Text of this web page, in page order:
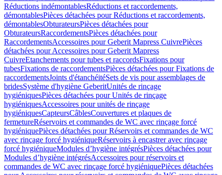
Réductions indémontablesRéductions et raccordements,
démontablesPièces détachées pour Réductions et raccordements,
démontablesObturateursPièces détachées pour
ObturateursRaccordementsPièces détachées pour
RaccordementsAccessoires pour Geberit Mapress CuivrePièces
détachées pour Accessoires pour Geberit Mapress
CuivreEtanchements pour tubes et raccordsFixations pour
tubesFixations de raccordementsPièces détachées pour Fixations de
raccordementsJoints d'étanchéitéSets de vis pour assemblages de
bridesSystème d'hygiène GeberitUnités de rinçage
hygiéniquesPièces détachées pour Unités de rinçage
hygiéniquesAccessoires pour unités de rinçage
hygiéniquesCapteursCâblesCouvertures et plaques de
fermetureRéservoirs et commandes de WC avec rinçage forcé
hygiéniquePièces détachées pour Réservoirs et commandes de WC
avec rinçage forcé hygiéniqueRéservoirs à encastrer avec rinçage
forcé hygiéniqueModules d’hygiène intégrésPièces détachées pour
Modules d’hygiène intégrésAccessoires pour réservoirs et
commandes de WC avec rinçage forcé hygiéniquePièces détachées